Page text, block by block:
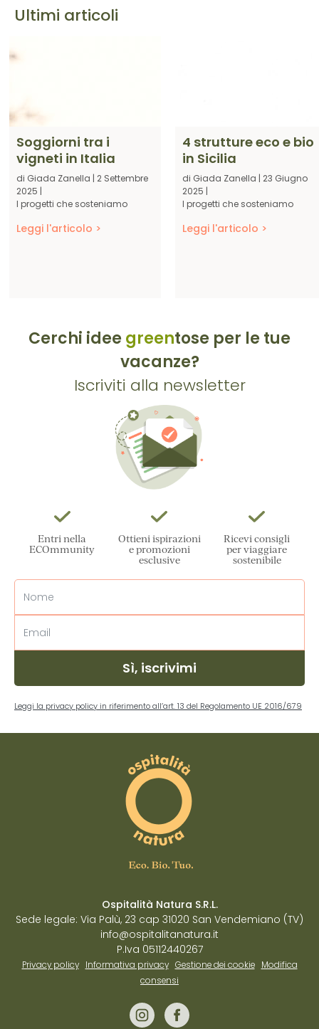
Ultimi articoli
Soggiorni tra i
vigneti in Italia
di Giada Zanella | 2 Settembre
2025 |
I progetti che sosteniamo
Leggi l'articolo >
4 strutture eco e bio
in Sicilia
di Giada Zanella | 23 Giugno
2025 |
I progetti che sosteniamo
Leggi l'articolo >
Cerchi idee greentose per le tue
vacanze?
Iscriviti alla newsletter
Entri nella
ECOmmunity
Ottieni ispirazioni
e promozioni
esclusive
Ricevi consigli
per viaggiare
sostenibile
Sì, iscrivimi
Leggi la privacy policy in riferimento all’art. 13 del Regolamento UE 2016/679
Ospitalità Natura S.R.L.
Sede legale: Via Palù, 23 cap 31020 San Vendemiano (TV)
info@ospitalitanatura.it
P.Iva 05112440267
Privacy policy Informativa privacy Gestione dei cookie
Modifica
consensi